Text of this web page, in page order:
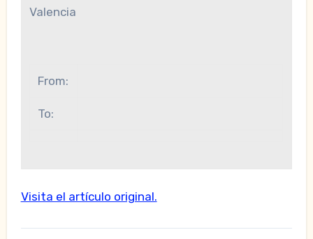
Valencia
From:
To:
Visita el artículo original.